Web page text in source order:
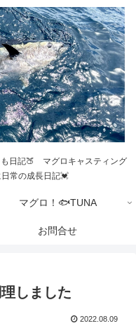
日記🍑 マグロキャスティング
常の成長日記💓
マグロ！🐟TUNA
お問合せ
しました
2022.08.09